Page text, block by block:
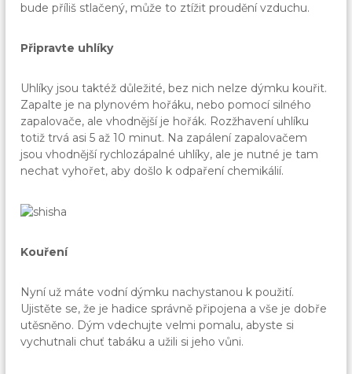
bude příliš stlačený, může to ztížit proudění vzduchu.
Připravte uhlíky
Uhlíky jsou taktéž důležité, bez nich nelze dýmku kouřit.
Zapalte je na plynovém hořáku, nebo pomocí silného
zapalovače, ale vhodnější je hořák. Rozžhavení uhlíku
totiž trvá asi 5 až 10 minut. Na zapálení zapalovačem
jsou vhodnější rychlozápalné uhlíky, ale je nutné je tam
nechat vyhořet, aby došlo k odpaření chemikálií.
Kouření
Nyní už máte vodní dýmku nachystanou k použití.
Ujistěte se, že je hadice správně připojena a vše je dobře
utěsněno. Dým vdechujte velmi pomalu, abyste si
vychutnali chuť tabáku a užili si jeho vůni.